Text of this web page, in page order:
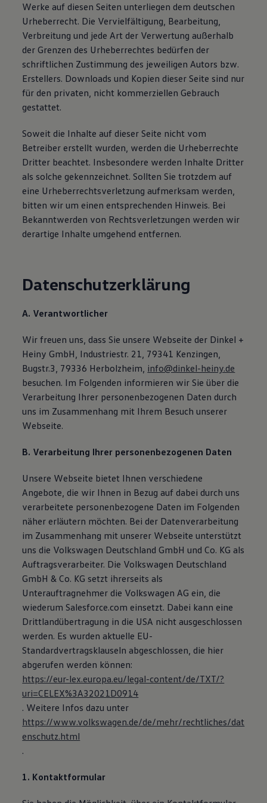
Bulli Magazin
Fahrzeugabholung ab Werk
Uptime
Werke auf diesen Seiten unterliegen dem deutschen
Urheberrecht. Die Vervielfältigung, Bearbeitung,
Verbreitung und jede Art der Verwertung außerhalb
der Grenzen des Urheberrechtes bedürfen der
schriftlichen Zustimmung des jeweiligen Autors bzw.
Erstellers. Downloads und Kopien dieser Seite sind nur
für den privaten, nicht kommerziellen Gebrauch
gestattet.
Soweit die Inhalte auf dieser Seite nicht vom
Betreiber erstellt wurden, werden die Urheberrechte
Dritter beachtet. Insbesondere werden Inhalte Dritter
als solche gekennzeichnet. Sollten Sie trotzdem auf
eine Urheberrechtsverletzung aufmerksam werden,
bitten wir um einen entsprechenden Hinweis. Bei
Bekanntwerden von Rechtsverletzungen werden wir
derartige Inhalte umgehend entfernen.
Datenschutzerklärung
A. Verantwortlicher
Wir freuen uns, dass Sie unsere Webseite der Dinkel +
Heiny GmbH, Industriestr. 21, 79341 Kenzingen,
Bugstr.3, 79336 Herbolzheim, info@dinkel-heiny.de
besuchen. Im Folgenden informieren wir Sie über die
Verarbeitung Ihrer personenbezogenen Daten durch
uns im Zusammenhang mit Ihrem Besuch unserer
Webseite.
B. Verarbeitung Ihrer personenbezogenen Daten
Unsere Webseite bietet Ihnen verschiedene
Angebote, die wir Ihnen in Bezug auf dabei durch uns
verarbeitete personenbezogene Daten im Folgenden
näher erläutern möchten. Bei der Datenverarbeitung
im Zusammenhang mit unserer Webseite unterstützt
uns die Volkswagen Deutschland GmbH und Co. KG als
Auftragsverarbeiter. Die Volkswagen Deutschland
GmbH & Co. KG setzt ihrerseits als
Unterauftragnehmer die Volkswagen AG ein, die
wiederum Salesforce.com einsetzt. Dabei kann eine
Drittlandübertragung in die USA nicht ausgeschlossen
werden. Es wurden aktuelle EU-
Standardvertragsklauseln abgeschlossen, die hier
abgerufen werden können:
https://eur-lex.europa.eu/legal-content/de/TXT/?
uri=CELEX%3A32021D0914
. Weitere Infos dazu unter
https://www.volkswagen.de/de/mehr/rechtliches/dat
enschutz.html
.
1. Kontaktformular